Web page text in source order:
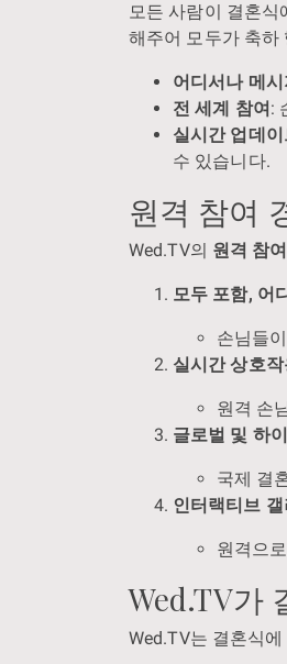
모든 사람이 결혼식
해주어 모두가 축하
어디서나 메
전 세계 참여:
실시간 업데
수 있습니다.
원격 참여
Wed.TV의 원격 참여
모두 포함, 어
손님들
실시간 상호
원격 손
글로벌 및 하
국제 결
인터랙티브 갤
원격으
Wed.TV가
Wed.TV는 결혼식